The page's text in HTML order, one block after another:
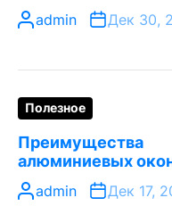
admin Дек 30,
Полезное
Преимущества
алюминиевых
admin Дек 17,